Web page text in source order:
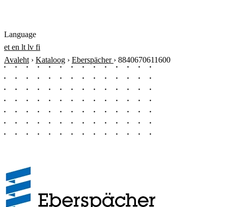
Language
et en lt lv fi
Avaleht › Kataloog › Eberspächer › 8840670611600